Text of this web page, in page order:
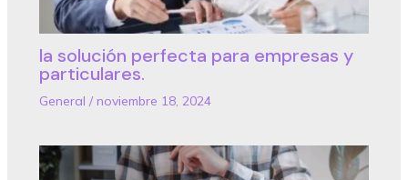
la solución perfecta para empresas y
particulares.
General / noviembre 18, 2024